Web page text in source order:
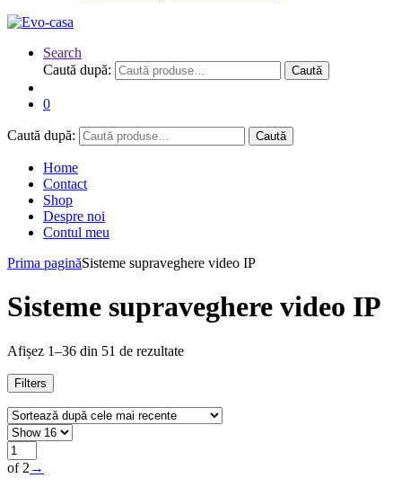
Search
Caută după:
Caută
0
Caută după: Caută
Home
Contact
Shop
Despre noi
Contul meu
Prima paginăSisteme supraveghere video IP
Sisteme supraveghere video IP
Afișez 1–36 din 51 de rezultate
Filters
of 2 →